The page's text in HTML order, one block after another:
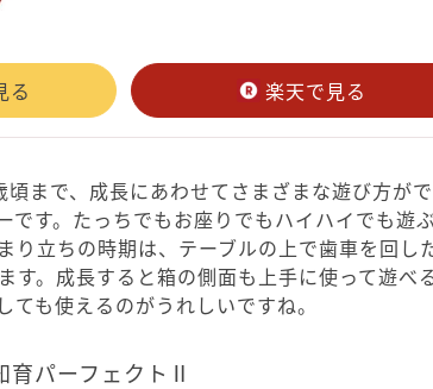
る 楽天で見る
まで、成長にあわせてさまざまな遊び方が
です。たっちでもお座りでもハイハイでも遊
り立ちの時期は、テーブルの上で歯車を回し
す。成長すると箱の側面も上手に使って遊べ
ても使えるのがうれしいですね。
育パーフェクトⅡ